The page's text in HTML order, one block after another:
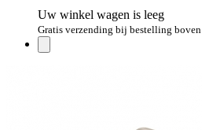
Uw winkel wagen is leeg
Gratis verzending bij bestelling boven